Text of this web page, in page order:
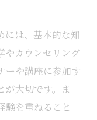
には、基本的な知
やカウンセリング
ーや講座に参加す
が大切です。ま
験を重ねること